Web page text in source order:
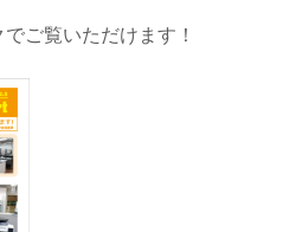
ご覧いただけます！